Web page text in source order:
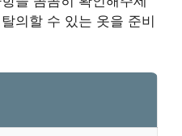
의할 수 있는 옷을 준비